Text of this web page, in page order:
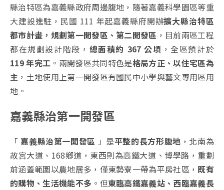
縣治特區為嘉義縣政府周邊腹地，隨著嘉義科學園區等重
大建設進駐，民國 111 年起嘉義縣府開辦擴大縣治特區
都市計畫，規劃第一開發區、第二開發區 ，目前兩區工程
都在規劃設計階段， 總面積約 367 公頃 ，全區預計於
119 年完工 。兩開發區共同特色是格局方正、以住宅區為
主 ，土地使用上第一開發區有國民中小學與藝文專用區用
地。
嘉義縣治第一開發區
「 嘉義縣治第一開發區 」是平整的長方形腹地 ，北南為
故宮大道、168鄉道，東西則為高鐵大道、博學路，重劃
前涵蓋範圍以農地居多，僅東勢寮一帶為平房社區， 既有
的購物、生活機能不多 。但東臨高鐵嘉義站、西臨嘉義長